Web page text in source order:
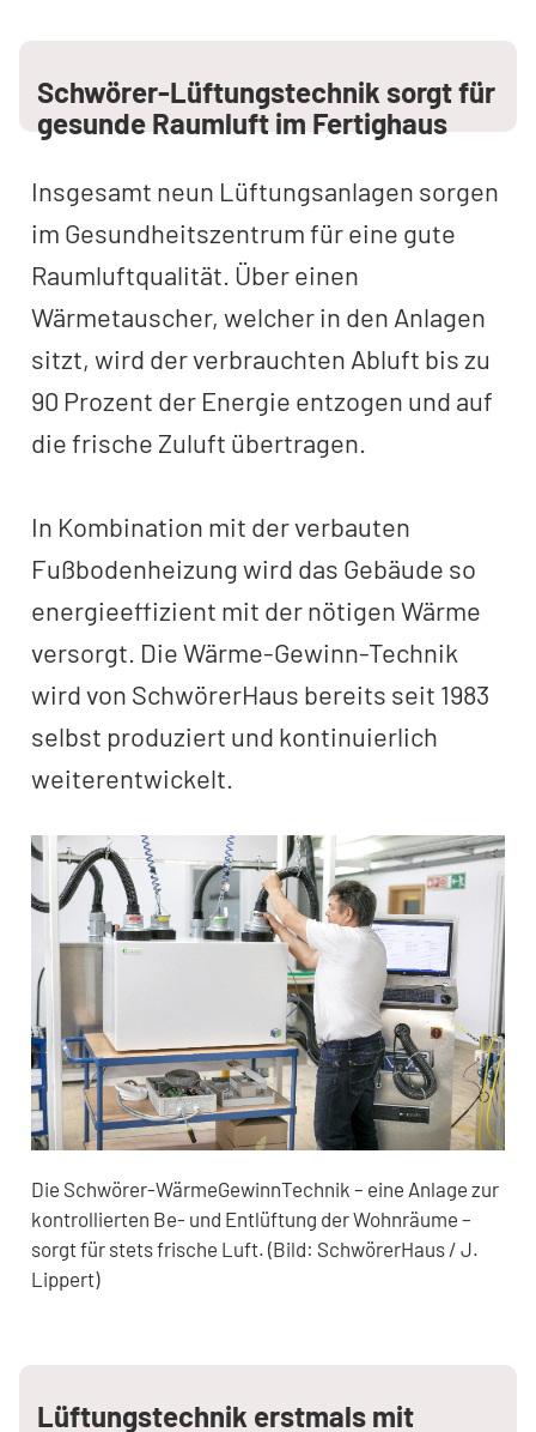
Schwörer-Lüftungstechnik sorgt für
gesunde Raumluft im Fertighaus
Insgesamt neun Lüftungsanlagen sorgen
im Gesundheitszentrum für eine gute
Raumluftqualität. Über einen
Wärmetauscher, welcher in den Anlagen
sitzt, wird der verbrauchten Abluft bis zu
90 Prozent der Energie entzogen und auf
die frische Zuluft übertragen.
In Kombination mit der verbauten
Fußbodenheizung wird das Gebäude so
energieeffizient mit der nötigen Wärme
versorgt. Die Wärme-Gewinn-Technik
wird von SchwörerHaus bereits seit 1983
selbst produziert und kontinuierlich
weiterentwickelt.
Die Schwörer-WärmeGewinnTechnik – eine Anlage zur
kontrollierten Be- und Entlüftung der Wohnräume –
sorgt für stets frische Luft. (Bild: SchwörerHaus / J.
Lippert)
Lüftungstechnik erstmals mit